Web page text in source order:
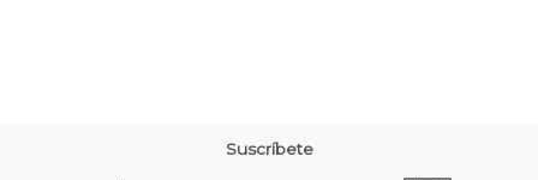
Suscríbete